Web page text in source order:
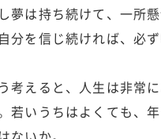
夢は持ち続けて、一所
分を信じ続ければ、必ず
考えると、人生は非常
若いうちはよくても、